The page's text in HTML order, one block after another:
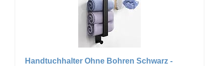
Handtuchhalter Ohne Bohren Schwarz -